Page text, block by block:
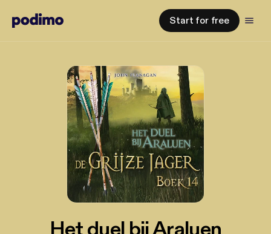
Start for free